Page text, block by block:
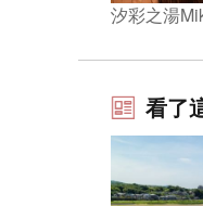
汐彩之湯
看了